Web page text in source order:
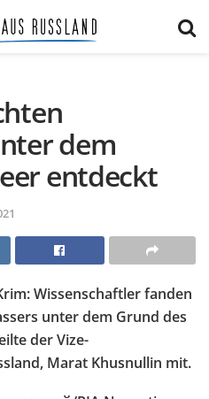
dem
entdeckt
Wissenschaftler fanden
unter dem Grund des
der Vize-
Marat Khusnullin mit.